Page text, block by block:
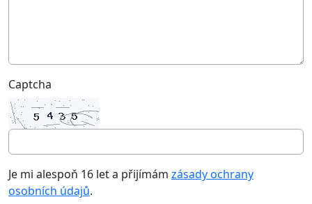
Captcha
Je mi alespoň 16 let a přijímám zásady ochrany
osobních údajů.